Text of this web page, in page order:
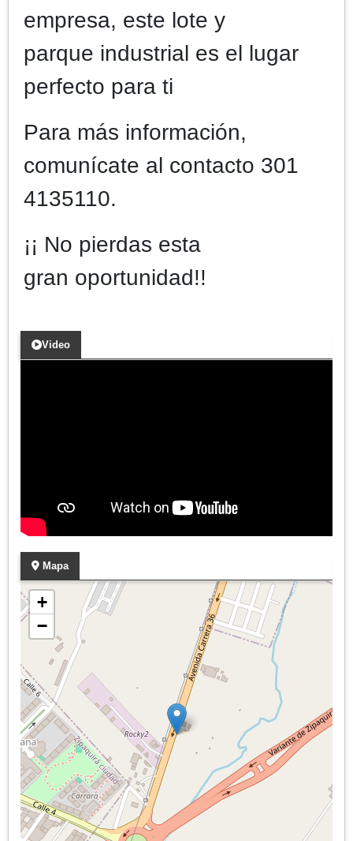
empresa, este lote y
parque industrial es el lugar
perfecto para ti
Para más información,
comunícate al contacto 301
4135110.
¡¡ No pierdas esta
gran oportunidad!!
Video
Mapa
+
−